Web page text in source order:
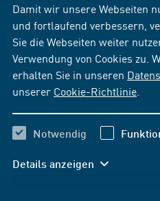
Damit wir unsere Webseiten
und fortlaufend verbessern,
Sie die Webseiten weiter
Verwendung von Cookies zu.
erhalten Sie in unseren
unserer Cookie-Richtlinie
Notwendig
Details anzeigen